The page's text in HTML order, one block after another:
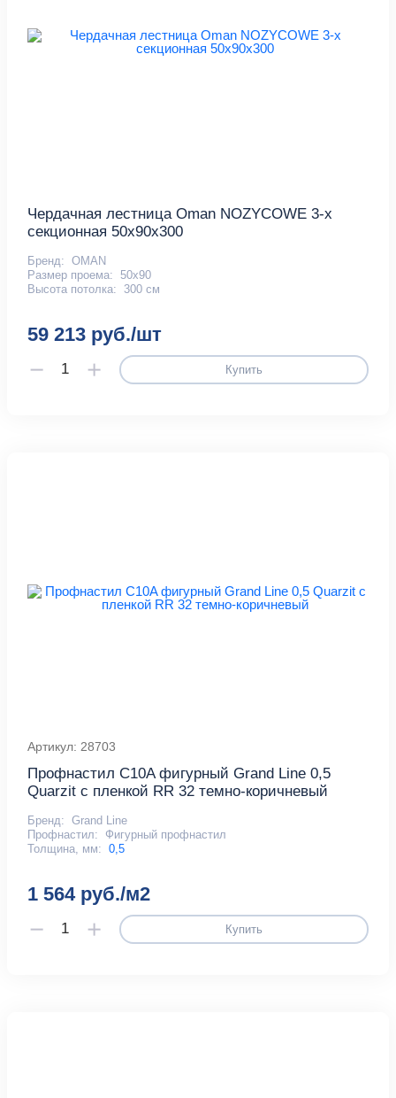
Чердачная лестница Oman NOZYCOWE 3-х
секционная 50х90х300
Бренд: OMAN
Размер проема: 50x90
Высота потолка:
300 см
59 213 руб./шт
Купить
Артикул: 28703
Профнастил С10A фигурный Grand Line 0,5
Quarzit с пленкой RR 32 темно-коричневый
Бренд: Grand Line
Профнастил:
Фигурный профнастил
Толщина, мм: 0,5
1 564 руб./м2
Купить